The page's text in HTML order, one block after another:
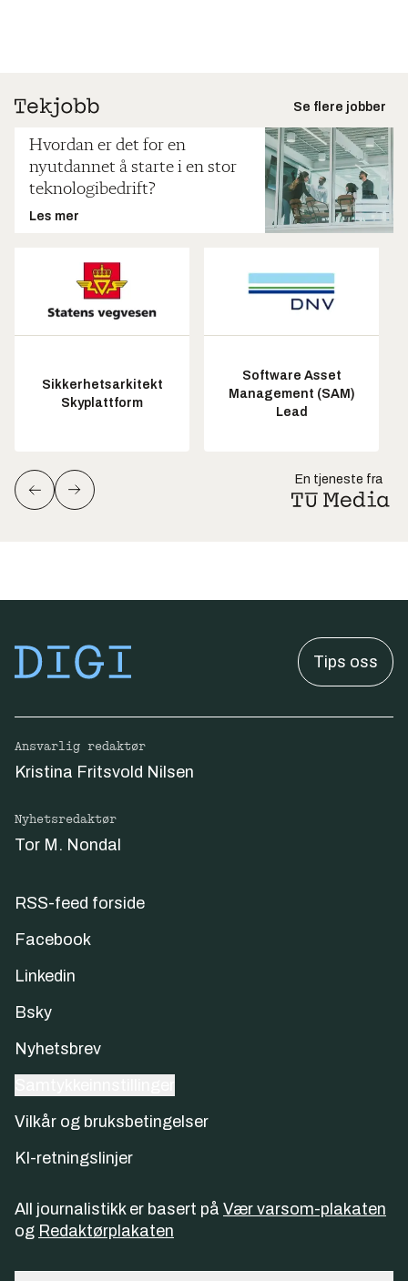
Se flere jobber
Hvordan er det for en
nyutdannet å starte i en stor
teknologibedrift?
Les mer
Sikkerhetsarkitekt
Skyplattform
Software Asset
Management (SAM)
Lead
En tjeneste fra
Tips oss
Ansvarlig redaktør
Kristina Fritsvold Nilsen
Nyhetsredaktør
Tor M. Nondal
RSS-feed forside
Facebook
Linkedin
Bsky
Nyhetsbrev
Vilkår og bruksbetingelser
KI-retningslinjer
All journalistikk er basert på Vær varsom-plakaten
og Redaktørplakaten